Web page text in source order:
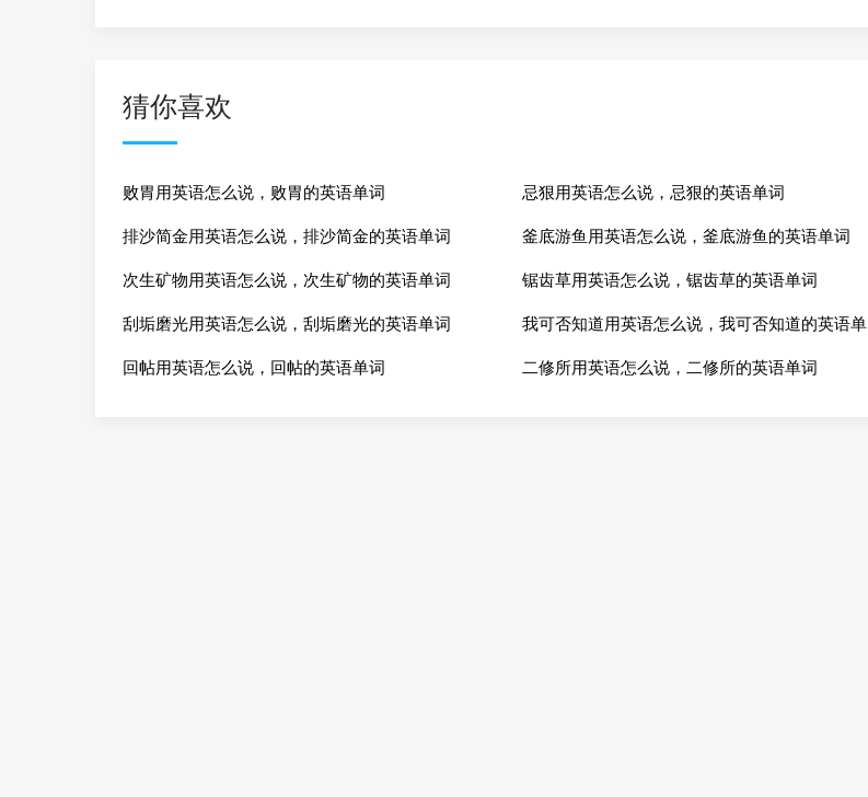
猜你喜欢
败胃用英语怎么说，败胃的英语单词 忌狠用英语怎么说，忌狠的英语单词
排沙简金用英语怎么说，排沙简金的英语单词 釜底游鱼用英语怎么说，釜底游鱼的英语单词
次生矿物用英语怎么说，次生矿物的英语单词 锯齿草用英语怎么说，锯齿草的英语单词
刮垢磨光用英语怎么说，刮垢磨光的英语单词 我可否知道用英语怎么说，我可否知道的英语单
回帖用英语怎么说，回帖的英语单词 二修所用英语怎么说，二修所的英语单词